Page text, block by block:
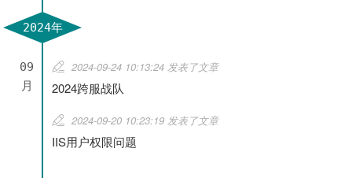
2024年
09
月
2024-09-24 10:13:24 发表了文章
2024跨服战队
2024-09-20 10:23:19 发表了文章
IIS用户权限问题